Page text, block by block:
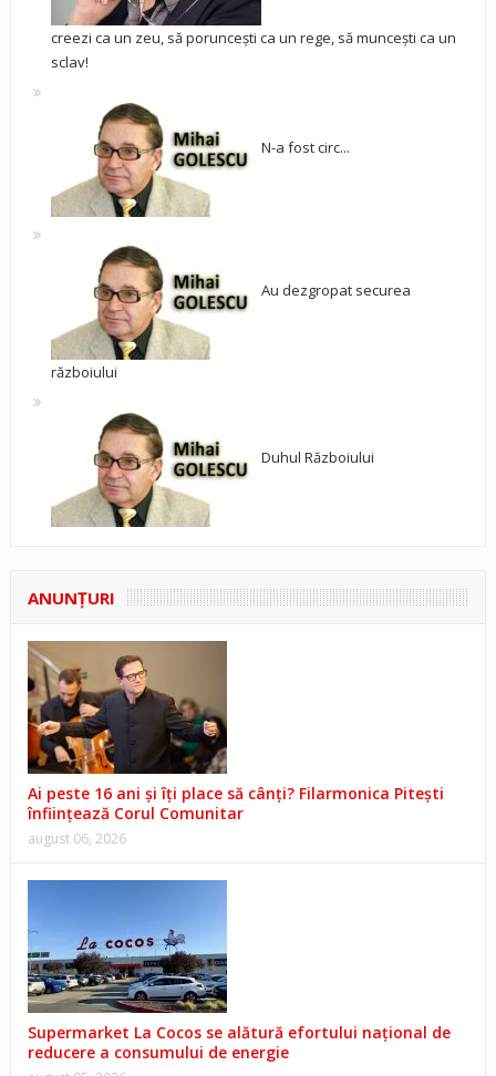
creezi ca un zeu, să poruncești ca un rege, să muncești ca un
sclav!
N-a fost circ...
Au dezgropat securea
războiului
Duhul Războiului
ANUNŢURI
Ai peste 16 ani și îți place să cânți? Filarmonica Pitești
înființează Corul Comunitar
august 06, 2026
Supermarket La Cocos se alătură efortului național de
reducere a consumului de energie